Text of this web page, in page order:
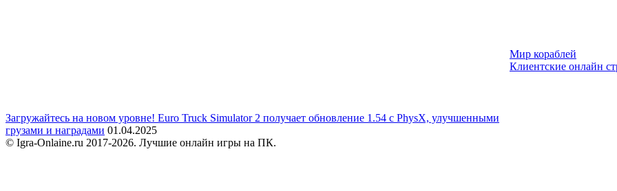
Мир кораблей
Клиентские онлайн
Загружайтесь на новом уровне! Euro Truck Simulator 2 получает обновление 1.54 с PhysX, улучшенными
грузами и наградами 01.04.2025
© Igra-Onlaine.ru 2017-2026. Лучшие онлайн игры на ПК.